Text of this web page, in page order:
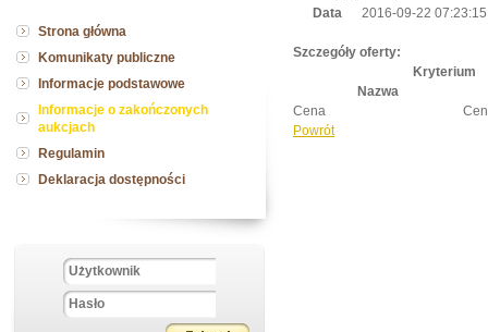
Data
2016-09-22 07:23:15
Szczegóły oferty:
Kryterium
Nazwa
Cena
Powrót
Strona główna
Komunikaty publiczne
Informacje podstawowe
Informacje o zakończonych
aukcjach
Regulamin
Deklaracja dostępności